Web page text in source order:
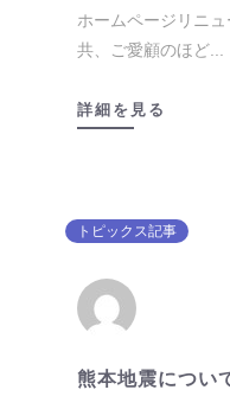
ホームページリニ
共、ご愛顧のほど...
詳細を見る
トピックス記事
熊本地震につい